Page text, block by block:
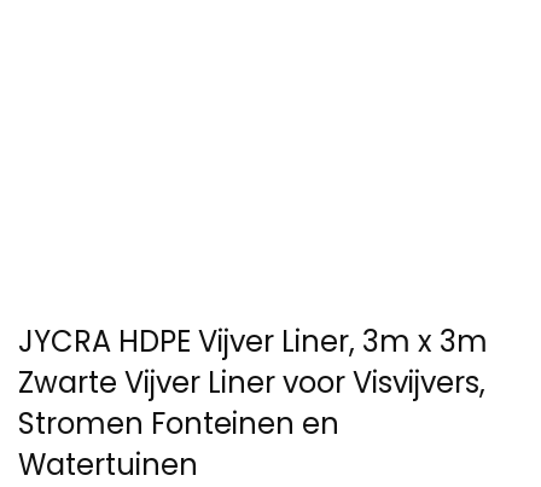
JYCRA HDPE Vijver Liner, 3m x 3m
Zwarte Vijver Liner voor Visvijvers,
Stromen Fonteinen en
Watertuinen